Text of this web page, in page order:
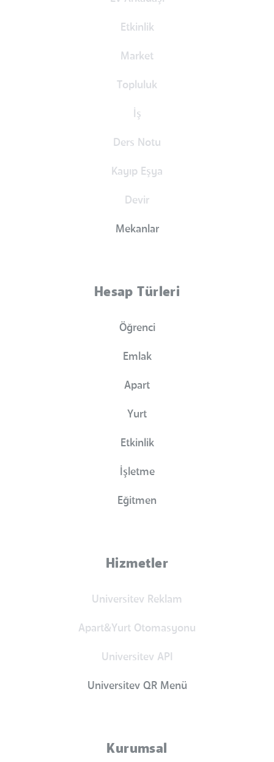
Etkinlik
Market
Topluluk
İş
Ders Notu
Kayıp Eşya
Devir
Mekanlar
Hesap Türleri
Öğrenci
Emlak
Apart
Yurt
Etkinlik
İşletme
Eğitmen
Hizmetler
Universitev Reklam
Apart&Yurt Otomasyonu
Universitev API
Universitev QR Menü
Kurumsal